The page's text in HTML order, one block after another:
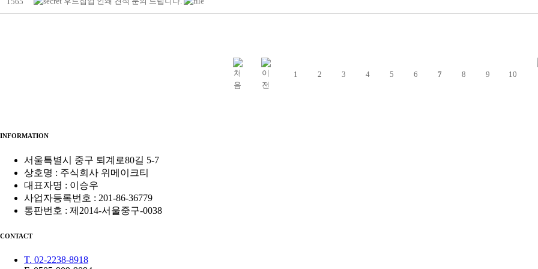
1 2 3 4 5 6 7 8 9 10
INFORMATION
서울특별시 중구 퇴계로80길 5-7
상호명 : 주식회사 위메이크티
대표자명 : 이승우
사업자등록번호 : 201-86-36779
통판번호 : 제2014-서울중구-0038
CONTACT
T. 02-2238-8918